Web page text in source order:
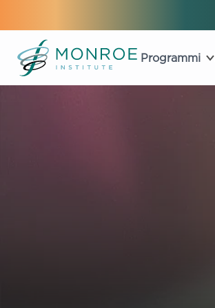
Programmi